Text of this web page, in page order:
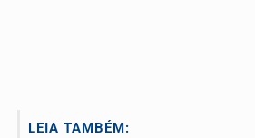
LEIA TAMBÉM: